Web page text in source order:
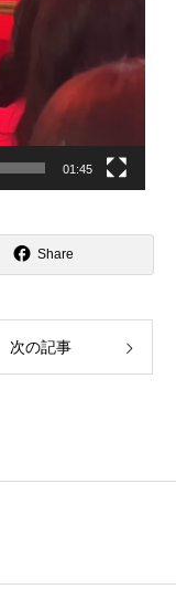
01:45
Share
次の記事